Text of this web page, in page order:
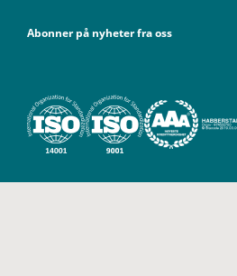
Abonner på nyheter fra oss